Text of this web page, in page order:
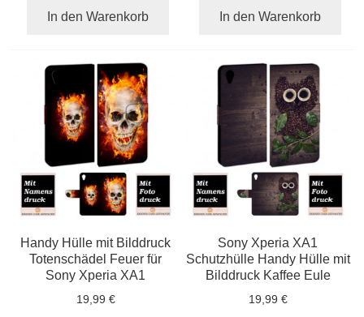
In den Warenkorb In den Warenkorb
Handy Hülle mit Bilddruck
Totenschädel Feuer für
Sony Xperia XA1
19,99 €
Sony Xperia XA1
Schutzhülle Handy Hülle mit
Bilddruck Kaffee Eule
19,99 €